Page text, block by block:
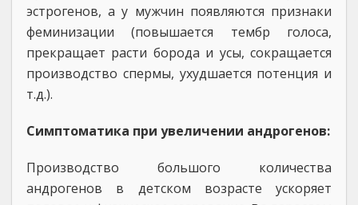
эстрогенов, а у мужчин появляются признаки
феминизации (повышается тембр голоса,
прекращает расти борода и усы, сокращается
производство спермы, ухудшается потенция и
т.д.).
Симптоматика при увеличении андрогенов:
Производство большого количества
андрогенов в детском возрасте ускоряет